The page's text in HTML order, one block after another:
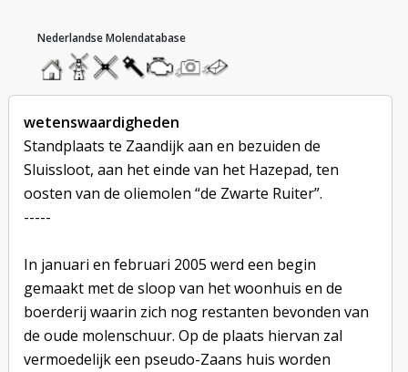
homemolendatabase
roedendatabase
assendatabase
motorendatabase
stuur
een
foto
stuur
een
bericht
wetenswaardigheden
Standplaats te Zaandijk aan en bezuiden de
Sluissloot, aan het einde van het Hazepad, ten
oosten van de oliemolen “de Zwarte Ruiter”.
-----
In januari en februari 2005 werd een begin
gemaakt met de sloop van het woonhuis en de
boerderij waarin zich nog restanten bevonden van
de oude molenschuur. Op de plaats hiervan zal
vermoedelijk een pseudo-Zaans huis worden